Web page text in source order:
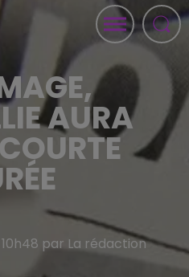
AURA
10h48 par La rédaction